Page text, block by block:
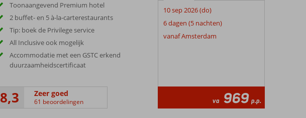
Toonaangevend Premium hotel
2 buffet- en 5 à-la-carterestaurants
Tip: boek de Privilege service
All Inclusive ook mogelijk
Accommodatie met een GSTC erkend
duurzaamheidscertificaat
8,3 Zeer goed
61 beoordelingen
10 sep 2026 (do)
6 dagen (5 nachten)
vanaf Amsterdam
va 969 p.p.